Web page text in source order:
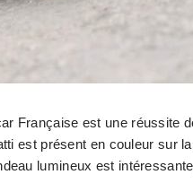
Française est une réussite
est présent en couleur sur
lumineux est